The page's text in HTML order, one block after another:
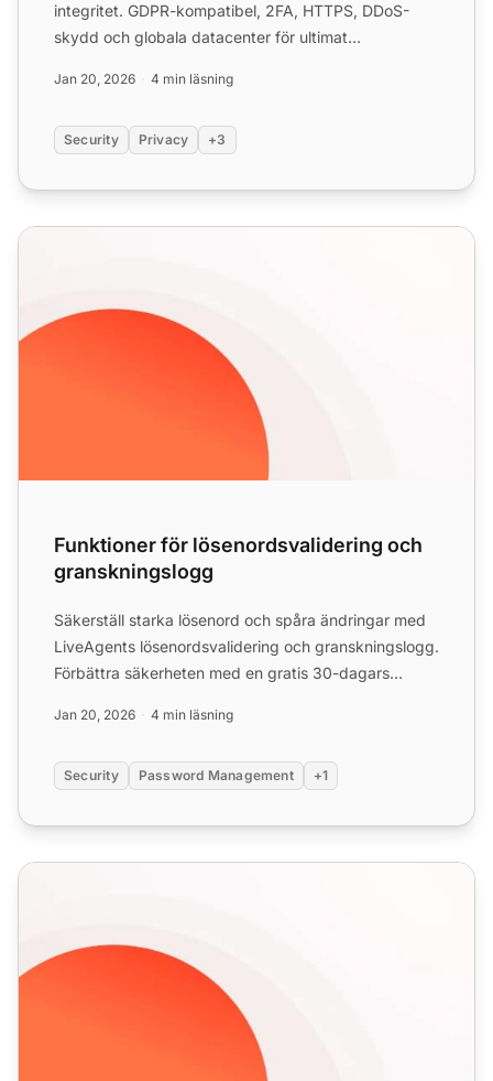
integritet. GDPR-kompatibel, 2FA, HTTPS, DDoS-
skydd och globala datacenter för ultimat
Jan 20, 2026 4 min läsning
Security Privacy +3
Funktioner för lösenordsvalidering och granskningslogg
Funktioner för lösenordsvalidering och
granskningslogg
Säkerställ starka lösenord och spåra ändringar med
LiveAgents lösenordsvalidering och granskningslogg.
Förbättra säkerheten med en gratis 30-dagars
Jan 20, 2026 4 min läsning
Security Password Management +1
Help Desk säkerhetsfunktioner